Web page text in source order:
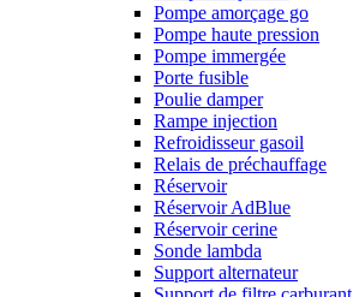
Pompe amorçage go
Pompe haute pression
Pompe immergée
Porte fusible
Poulie damper
Rampe injection
Refroidisseur gasoil
Relais de préchauffage
Réservoir
Réservoir AdBlue
Réservoir cerine
Sonde lambda
Support alternateur